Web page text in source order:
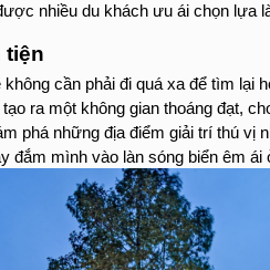
nhiều du khách ưu ái chọn
tiện
cần phải đi quá xa để tìm lại
ra một không gian thoáng đạt,
phá những địa điểm giải trí thú
đắm mình vào làn sóng biển êm